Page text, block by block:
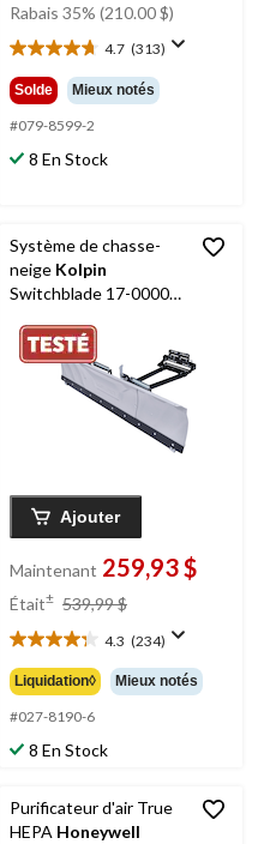
Rabais 35% (210.00 $)
4.7 (313)
4.7
étoile(s)
sur
5.
313
évaluations
Solde Mieux notés
#079-8599-2
8 En Stock
Système de chasse-
neige Kolpin
Switchblade 17-0000
Ajouter
Maintenant 259,93 $
Était± 539,99 $
539,99 $
4.3 (234)
4.3
étoile(s)
sur
5.
234
évaluations
Liquidation◊ Mieux notés
#027-8190-6
8 En Stock
Purificateur d'air True
HEPA Honeywell